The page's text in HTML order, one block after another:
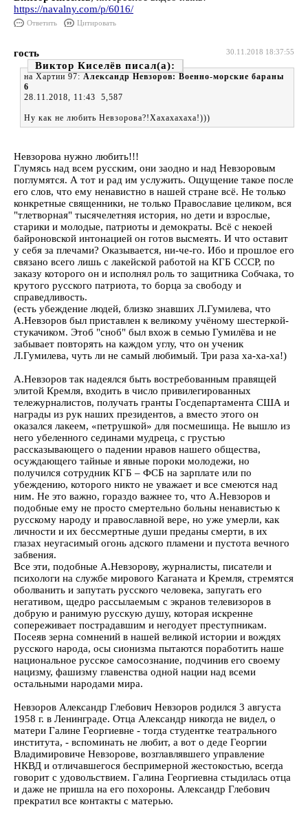
https://navalny.com/p/6016/
Ответить Цитировать
30.11.2018 18:37:55
гость
Виктор Киселёв
на Хартии 97: Александр Невзоров: Военно-морские бараны
6
28.11.2018, 11:43 5,587
Ну как не любить Невзорова?!Хахахахаха!)))
Невзорова нужно любить!!!
Глумясь над всем русским, они заодно и над Невзоровым
поглумятся. А тот и рад им услужить. Ощущение такое после
его слов, что ему ненавистно в нашей стране всё. Не только
конкретные священники, не только Православие целиком, вся
"тлетворная" тысячелетняя история, но дети и взрослые,
старики и молодые, патриоты и демократы. Всё с некоей
байроновской интонацией он готов высмеять. И что оставит
у себя за плечами? Оказывается, ни-че-го. Ибо и прошлое его
связано всего лишь с лакейской работой на КГБ СССР, по
заказу которого он и исполнял роль то защитника Собчака, то
крутого русского патриота, то борца за свободу и
справедливость.
(есть убеждение людей, близко знавших Л.Гумилева, что
А.Невзоров был приставлен к великому учёному шестеркой-
стукачиком. Этоб "сноб" был вхож в семью Гумилёва и не
забывает повторять на каждом углу, что он ученик
Л.Гумилева, чуть ли не самый любимый. Три раза ха-ха-ха!)
А.Невзоров так надеялся быть востребованным правящей
элитой Кремля, входить в число привилегированных
тележурналистов, получать гранты Госдепартамента США и
награды из рук наших президентов, а вместо этого он
оказался лакеем, «петрушкой» для посмешища. Не вышло из
него убеленного сединами мудреца, с грустью
рассказывающего о падении нравов нашего общества,
осуждающего тайные и явные пороки молодежи, но
получился сотрудник КГБ – ФСБ на зарплате или по
убеждению, которого никто не уважает и все смеются над
ним. Не это важно, гораздо важнее то, что А.Невзоров и
подобные ему не просто смертельно больны ненавистью к
русскому народу и православной вере, но уже умерли, как
личности и их бессмертные души преданы смерти, в их
глазах неугасимый огонь адского пламени и пустота вечного
забвения.
Все эти, подобные А.Невзорову, журналисты, писатели и
психологи на службе мирового Каганата и Кремля, стремятся
оболванить и запутать русского человека, запугать его
негативом, щедро рассылаемым с экранов телевизоров в
добрую и ранимую русскую душу, которая искренне
сопереживает пострадавшим и негодует преступникам.
Посеяв зерна сомнений в нашей великой истории и вождях
русского народа, осы сионизма пытаются поработить наше
национальное русское самосознание, подчинив его своему
нацизму, фашизму главенства одной нации над всеми
остальными народами мира.
Невзоров Александр Глебович Невзоров родился 3 августа
1958 г. в Ленинграде. Отца Александр никогда не видел, о
матери Галине Георгиевне - тогда студентке театрального
института, - вспоминать не любит, а вот о деде Георгии
Владимировиче Невзорове, возглавлявшего управление
НКВД и отличавшегося беспримерной жестокостью, всегда
говорит с удовольствием. Галина Георгиевна стыдилась отца
и даже не пришла на его похороны. Александр Глебович
прекратил все контакты с матерью.